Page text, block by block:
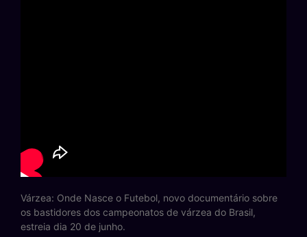
Várzea: Onde Nasce o Futebol, novo documentário sobre
os bastidores dos campeonatos de várzea do Brasil,
estreia dia 20 de junho.